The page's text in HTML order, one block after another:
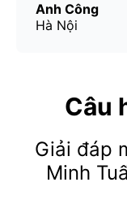
Anh Công
Hà Nội
Câu
Giải đáp
Minh